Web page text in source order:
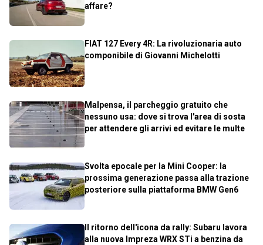
affare?
FIAT 127 Every 4R: La rivoluzionaria auto
componibile di Giovanni Michelotti
Malpensa, il parcheggio gratuito che
nessuno usa: dove si trova l'area di sosta
per attendere gli arrivi ed evitare le multe
Svolta epocale per la Mini Cooper: la
prossima generazione passa alla trazione
posteriore sulla piattaforma BMW Gen6
Il ritorno dell'icona da rally: Subaru lavora
alla nuova Impreza WRX STi a benzina da